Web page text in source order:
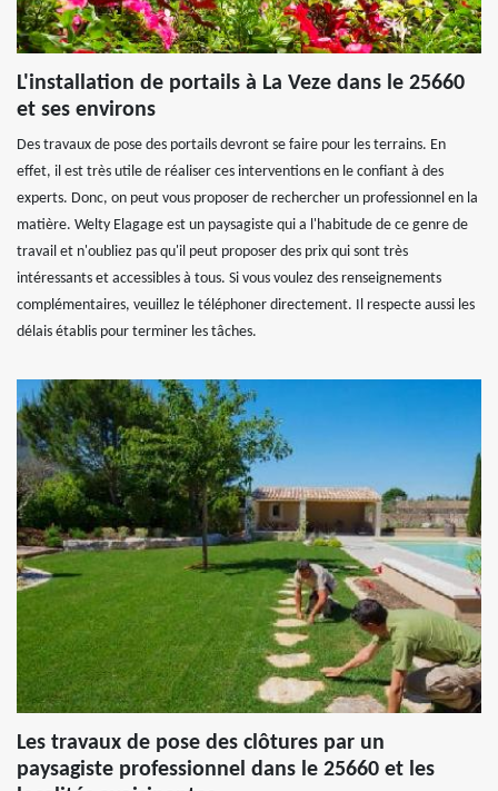
L'installation de portails à La Veze dans le 25660
et ses environs
Des travaux de pose des portails devront se faire pour les terrains. En
effet, il est très utile de réaliser ces interventions en le confiant à des
experts. Donc, on peut vous proposer de rechercher un professionnel en la
matière. Welty Elagage est un paysagiste qui a l'habitude de ce genre de
travail et n'oubliez pas qu'il peut proposer des prix qui sont très
intéressants et accessibles à tous. Si vous voulez des renseignements
complémentaires, veuillez le téléphoner directement. Il respecte aussi les
délais établis pour terminer les tâches.
Les travaux de pose des clôtures par un
paysagiste professionnel dans le 25660 et les